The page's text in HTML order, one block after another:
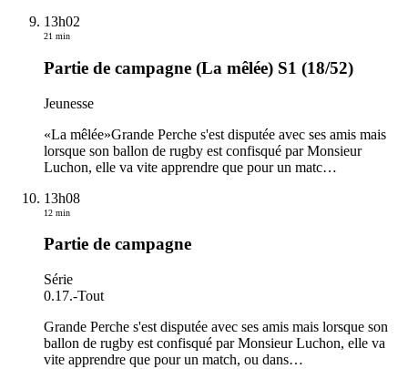
13h02
21 min
Partie de campagne (La mêlée) S1 (18/52)
Jeunesse
«La mêlée»Grande Perche s'est disputée avec ses amis mais
lorsque son ballon de rugby est confisqué par Monsieur
Luchon, elle va vite apprendre que pour un matc…
13h08
12 min
Partie de campagne
Série
0.17.-Tout
Grande Perche s'est disputée avec ses amis mais lorsque son
ballon de rugby est confisqué par Monsieur Luchon, elle va
vite apprendre que pour un match, ou dans…